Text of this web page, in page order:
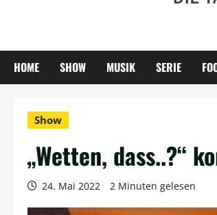
HOME SHOW MUSIK SERIE
Show
„Wetten, dass..?“
24. Mai 2022 2 Minuten gelesen